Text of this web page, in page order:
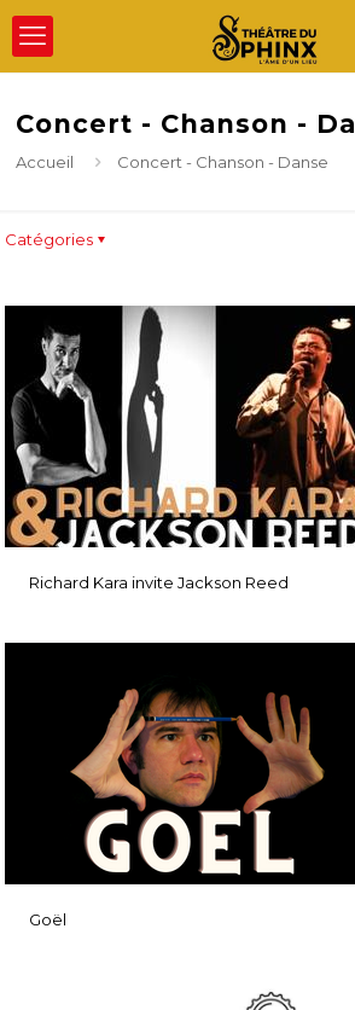
Concert - Chanson -
Accueil Concert - Chanson - Danse
Catégories
Richard Kara invite Jackson Reed
Goël